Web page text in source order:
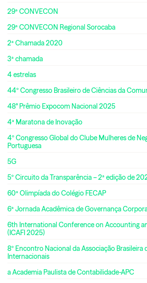
29ª CONVECON
29ª CONVECON Regional Sorocaba
2ª Chamada 2020
3ª chamada
4 estrelas
44º Congresso Brasileiro de Ciências da
48° Prêmio Expocom Nacional 2025
4ª Maratona de Inovação
4º Congresso Global do Clube Mulheres de
Portuguesa
5G
5º Circuito da Transparência – 2ª edição de
60ª Olimpíada do Colégio FECAP
6ª Jornada Acadêmica de Governança
6th International Conference on Accounting
(ICAFI 2025)
8º Encontro Nacional da Associação Brasileira
Internacionais
a Academia Paulista de Contabilidade-APC